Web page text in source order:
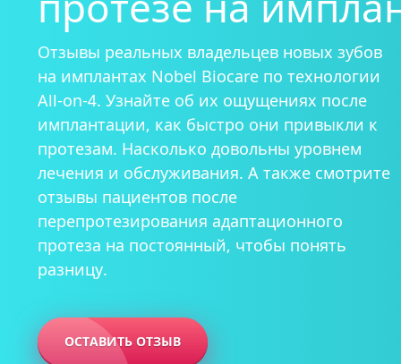
пациента
хит
МРТ височно-
сустава
Примерить
- дизайн улыбки
Одноэтапная
Постоянные
Диагностика
Как мы
Виртуальная
Лечение при
Боль и
Удаление
Композитные
SPA для
Гигиена
Наборы для
Как работают
Отзывы реальных владельцев новых зубов
на имплантах Nobel Biocare по технологии
All-on-4. Узнайте об их ощущениях после
имплантации, как быстро они привыкли к
протезам. Насколько довольны уровнем
лечения и обслуживания. А также смотрите
отзывы пациентов после
перепротезирования адаптационного
протеза на постоянный, чтобы понять
разницу.
ОСТАВИТЬ ОТЗЫВ